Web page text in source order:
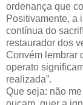
ordenança que
Positivamente, a
contínua do
restaurador dos
Convém lembrar
operato
realizada”.
Que seja: não